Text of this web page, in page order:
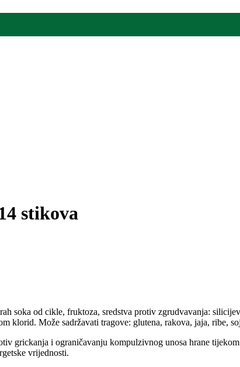
stikova
soka od cikle, fruktoza, sredstva protiv zgrudvavanja:
klorid. Može sadržavati tragove: glutena, rakova, jaja, ribe,
grickanja i ograničavanju kompulzivnog unosa hrane
vrijednosti.